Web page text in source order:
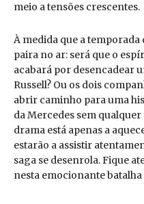
meio a tensões crescentes.
À medida que a temporada
paira no ar: será que o
acabará por desencadear
Russell? Ou os dois
abrir caminho para uma
da Mercedes sem
drama está apenas a
estarão a assistir
saga se desenrola. Fique
nesta emocionante batalha